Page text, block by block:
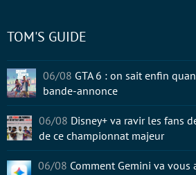
TOM'S GUIDE
06/08 GTA 6 : on sait enfin
bande-annonce
06/08 Disney+ va ravir les fans
de ce championnat majeur
06/08 Comment Gemini va vous